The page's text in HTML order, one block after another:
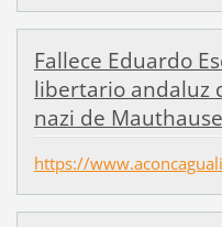
Fallece Eduardo
libertario andaluz
nazi de
https://